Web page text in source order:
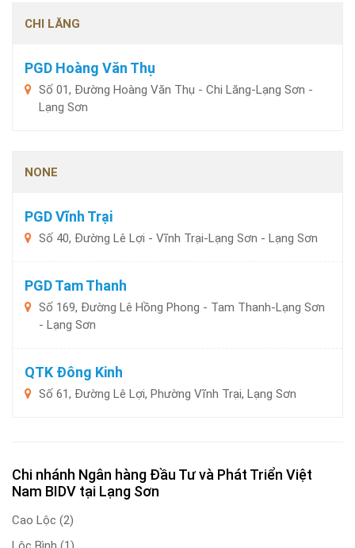
CHI LĂNG
PGD Hoàng Văn Thụ
Số 01, Đường Hoàng Văn Thụ - Chi Lăng-Lạng Sơn -
Lạng Sơn
NONE
PGD Vĩnh Trại
Số 40, Đường Lê Lợi - Vĩnh Trại-Lạng Sơn - Lạng Sơn
PGD Tam Thanh
Số 169, Đường Lê Hồng Phong - Tam Thanh-Lạng Sơn
- Lạng Sơn
QTK Đông Kinh
Số 61, Đường Lê Lợi, Phường Vĩnh Trại, Lạng Sơn
Chi nhánh Ngân hàng Đầu Tư và Phát Triển Việt
Nam BIDV tại Lạng Sơn
Cao Lộc (2)